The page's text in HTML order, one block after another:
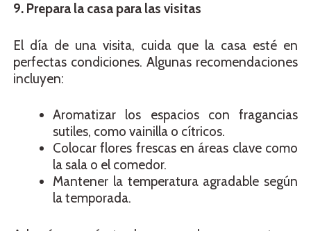
9. Prepara la casa para las visitas
El día de una visita, cuida que la casa esté en
perfectas condiciones. Algunas recomendaciones
incluyen:
Aromatizar los espacios con fragancias
sutiles, como vainilla o cítricos.
Colocar flores frescas en áreas clave como
la sala o el comedor.
Mantener la temperatura agradable según
la temporada.